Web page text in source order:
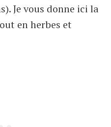
Je vous donne ici la
en herbes et